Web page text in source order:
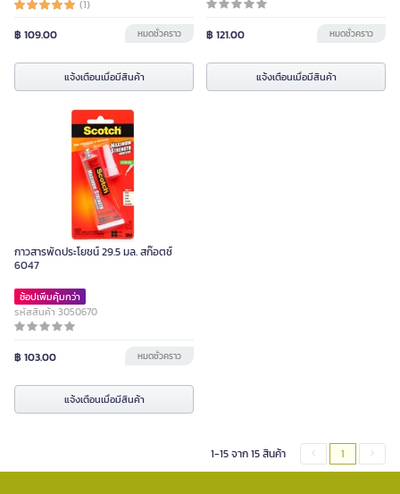
(1)
฿ 109.00
หมดชั่วคราว
แจ้งเตือนเมื่อมีสินค้า
฿ 121.00 หมดชั่วคราว
แจ้งเตือนเมื่อมีสินค้า
กาวสารพัดประโยชน์ 29.5 มล. สก๊อตช์
6047
ช้อปเพิ่มคุ้มกว่า
รหัสสินค้า 3050670
฿ 103.00 หมดชั่วคราว
แจ้งเตือนเมื่อมีสินค้า
1-15 จาก 15 สินค้า 1